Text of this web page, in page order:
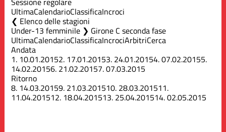
UltimaCalendarioClassificaIncroci
Elenco delle stagioni
Under-13 femminile ❯ Girone C seconda fase
UltimaCalendarioClassificaIncrociArbitriCerca
Andata
1. 10.01.20152. 17.01.20153. 24.01.20154.07.02.20155.
14.02.20156. 21.02.20157.07.03.2015
Ritorno
8. 14.03.20159. 21.03.201510. 28.03.201511.
11.04.201512. 18.04.201513. 25.04.201514.02.05.2015